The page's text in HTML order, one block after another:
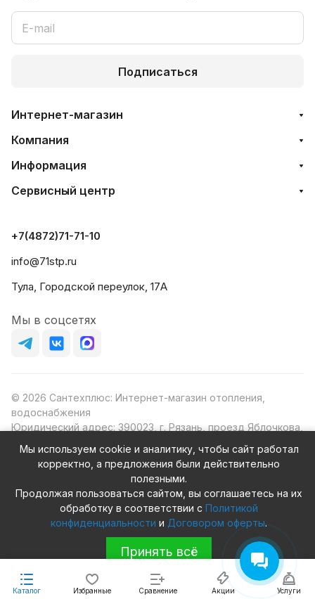
Каталог Избранные Сравнение Акции Услуги
Подписаться
Интернет-магазин
Компания
Информация
Сервисный центр
+7(4872)71-71-10
info@71stp.ru
Тула, Городской переулок, 17А
Мы в соцсетях
© 2026 Сантехплюс: Интернет-магазин отопления,
водоснабжения
Юридический адрес: 390023, г. Рязань, проезд Яблочкова,
ИНН/КПП: 6230087631/623001001
ОГРН: 1156230000080
Мы используем cookie и аналитику, чтобы сайт работал
корректно, а предложения были действительно
полезными.
Продолжая пользоваться сайтом, вы соглашаетесь на их
обработку в соответствии с Политикой
конфиденциальности и Договором оферты.
Принять всё
Конфиденциальность Оферта